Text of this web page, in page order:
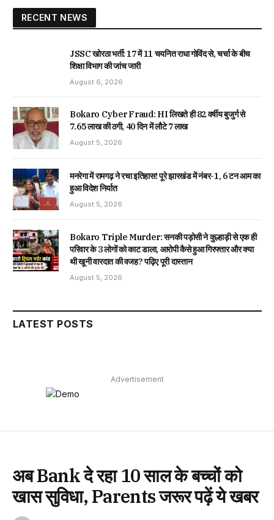
RECENT NEWS
JSSC खोरठा भर्ती: 17 में 11 चयनित राधा गोविंद से, चर्चा के बीच
शिक्षा विभाग की जांच जारी
August 6, 2026
Bokaro Cyber Fraud: HI लिखते ही 82 वर्षीय बुजुर्ग से
₹7.65 लाख की ठगी, 40 दिन में लौटे ₹7 लाख
August 5, 2026
मनरेगा में रामगढ़ ने रचा इतिहास! पूरे झारखंड में नंबर-1, 6 टन आम का
हुआ विदेश निर्यात
August 5, 2026
Bokaro Triple Murder: सनकी पड़ोसी ने कुल्हाड़ी से एक ही
परिवार के 3 लोगों को काट डाला, आरोपी कैसे हुआ गिरफ्तार और क्या
थी खूनी वारदात की वजह? पढ़िए पूरी दास्तान
August 5, 2026
LATEST POSTS
Advertisement
अब Bank दे रहा 10 साल के बच्चों को
खास सुविधा, Parents जरूर पढ़ें ये खबर